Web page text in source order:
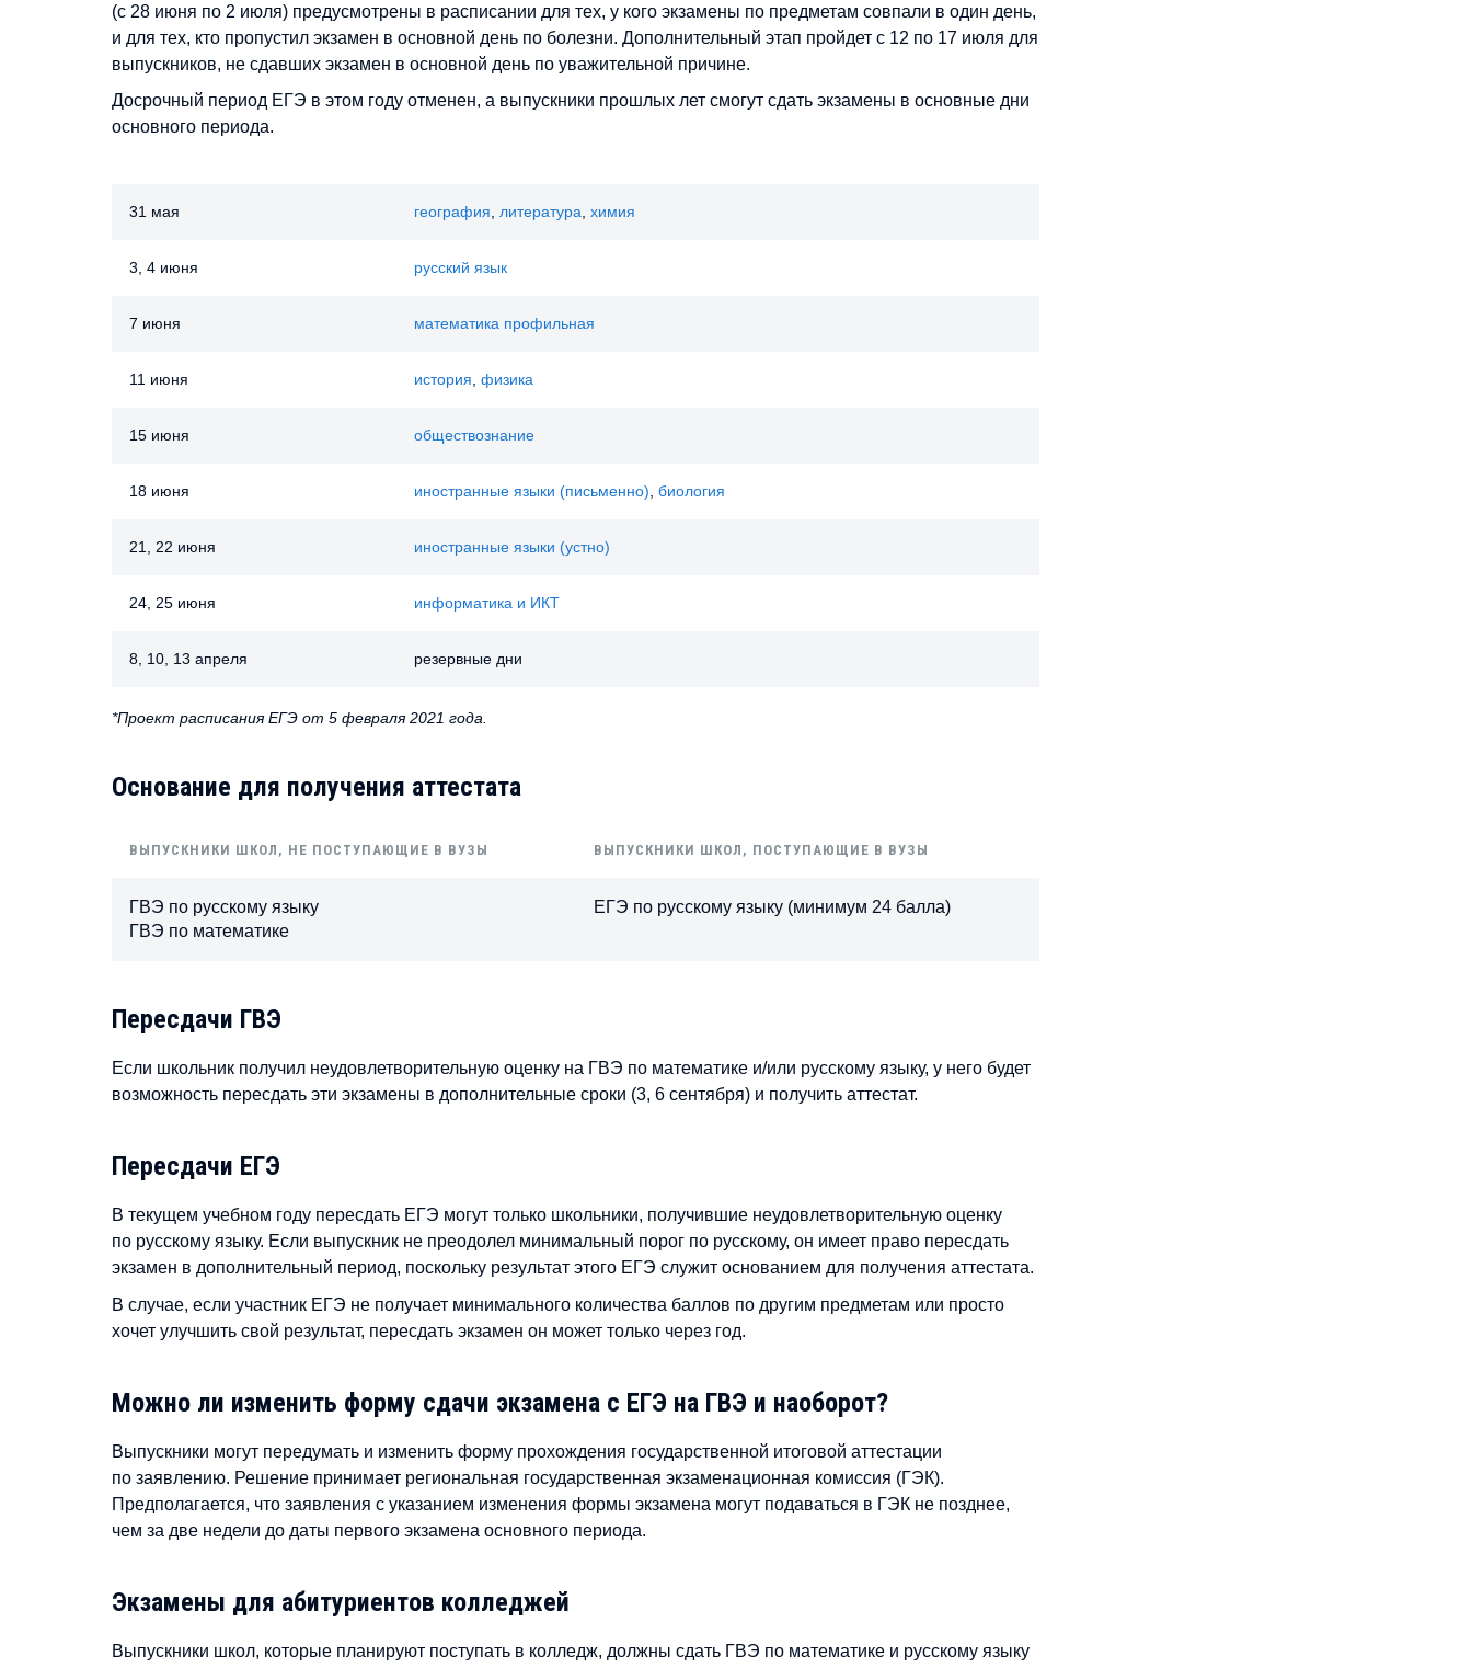
(с 28 июня по 2 июля) предусмотрены в расписании для тех, у кого экзамены по предметам совпали в один день,
и для тех, кто пропустил экзамен в основной день по болезни. Дополнительный этап пройдет с 12 по 17 июля для
выпускников, не сдавших экзамен в основной день по уважительной причине.
Досрочный период ЕГЭ в этом году отменен, а выпускники прошлых лет смогут сдать экзамены в основные дни
основного периода.
31 мая география, литература, химия
3, 4 июня русский язык
7 июня математика профильная
11 июня история, физика
15 июня обществознание
18 июня иностранные языки (письменно), биология
21, 22 июня иностранные языки (устно)
24, 25 июня информатика и ИКТ
8, 10, 13 апреля резервные дни
*Проект расписания ЕГЭ от 5 февраля 2021 года.
Основание для получения аттестата
ВЫПУСКНИКИ ШКОЛ, НЕ ПОСТУПАЮЩИЕ В ВУЗЫ ВЫПУСКНИКИ ШКОЛ, ПОСТУПАЮЩИЕ В ВУЗЫ
ГВЭ по русскому языку
ГВЭ по математике
ЕГЭ по русскому языку (минимум 24 балла)
Пересдачи ГВЭ
Если школьник получил неудовлетворительную оценку на ГВЭ по математике и/или русскому языку, у него будет
возможность пересдать эти экзамены в дополнительные сроки (3, 6 сентября) и получить аттестат.
Пересдачи ЕГЭ
В текущем учебном году пересдать ЕГЭ могут только школьники, получившие неудовлетворительную оценку
по русскому языку. Если выпускник не преодолел минимальный порог по русскому, он имеет право пересдать
экзамен в дополнительный период, поскольку результат этого ЕГЭ служит основанием для получения аттестата.
В случае, если участник ЕГЭ не получает минимального количества баллов по другим предметам или просто
хочет улучшить свой результат, пересдать экзамен он может только через год.
Можно ли изменить форму сдачи экзамена с ЕГЭ на ГВЭ и наоборот?
Выпускники могут передумать и изменить форму прохождения государственной итоговой аттестации
по заявлению. Решение принимает региональная государственная экзаменационная комиссия (ГЭК).
Предполагается, что заявления с указанием изменения формы экзамена могут подаваться в ГЭК не позднее,
чем за две недели до даты первого экзамена основного периода.
Экзамены для абитуриентов колледжей
Выпускники школ, которые планируют поступать в колледж, должны сдать ГВЭ по математике и русскому языку